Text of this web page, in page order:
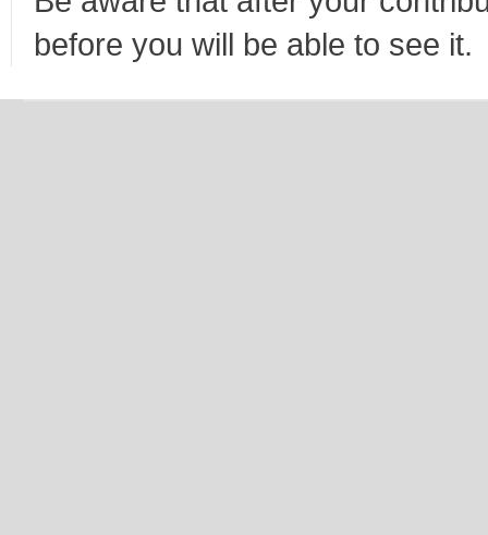
before you will be able to see it.